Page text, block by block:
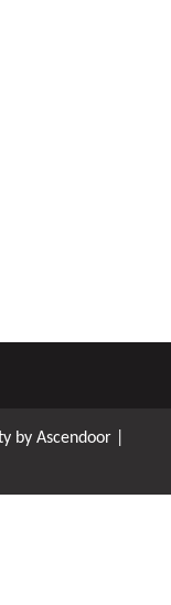
by Ascendoor